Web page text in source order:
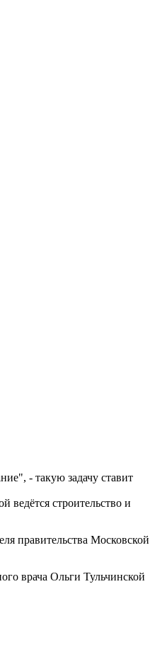
- такую задачу ставит
ведётся строительство и
правительства Московской
врача Ольги Тульчинской